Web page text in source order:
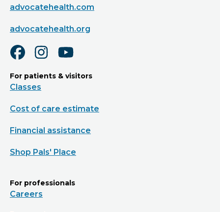
advocatehealth.com
advocatehealth.org
For patients & visitors
Classes
Cost of care estimate
Financial assistance
Shop Pals' Place
For professionals
Careers